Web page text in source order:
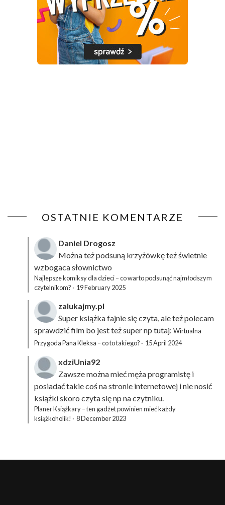
OSTATNIE KOMENTARZE
Daniel Drogosz
Można też podsuną krzyżówkęteż świetnie
wzbogaca słownictwo
Najlepsze komiksy dla dzieci – co warto podsunąć najmłodszym
czytelnikom? · 19 February 2025
zalukajmy.pl
Super książka fajnie się czyta, ale też polecam
sprawdzić film bo jest też super np tutaj: Wirtualna
Przygoda Pana Kleksa – co to takiego? · 15 April 2024
xdziUnia92
Zawsze można mieć męża programistę i
posiadać takie coś na stronie internetowej i nie nosić
książki skoro czyta się np na czytniku.
Planer Książkary – ten gadżet powinien mieć każdy
książkoholik! · 8 December 2023